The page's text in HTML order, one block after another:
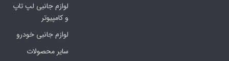
لوازم جانبی لپ تاپ
و کامپیوتر
لوازم جانبی خودرو
سایر محصولات